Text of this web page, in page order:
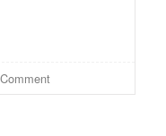
on
Bốn